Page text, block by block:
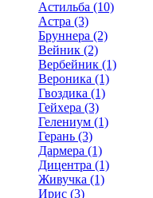
Астильба (10)
Астра (3)
Бруннера (2)
Вейник (2)
Вербейник (1)
Вероника (1)
Гвоздика (1)
Гейхера (3)
Гелениум (1)
Герань (3)
Дармера (1)
Дицентра (1)
Живучка (1)
Ирис (3)